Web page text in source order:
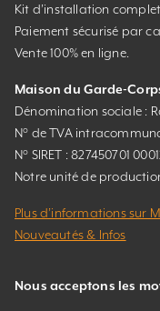
Kit d’installation complet.
Paiement sécurisé par
Vente 100% en ligne.
Maison du Garde-
Dénomination sociale :
N° de TVA
N° SIRET : 827450701
Notre unité de
Plus d’informations sur
Nouveautés & Infos
Nous acceptons les